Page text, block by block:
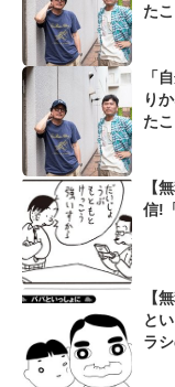
た
「
り
た
【
信!
【
と
ラ